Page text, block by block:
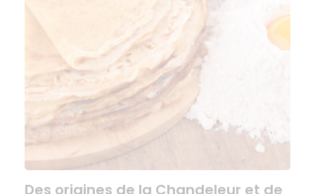
Des origines de la Chandeleur et de